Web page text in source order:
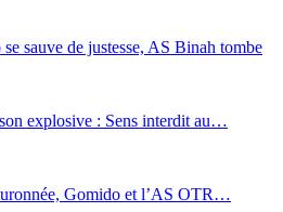
sauve de justesse, AS Binah tombe
explosive : Sens interdit au…
Gomido et l’AS OTR…